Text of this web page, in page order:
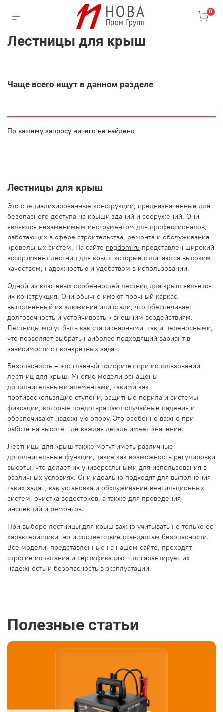
0
Лестницы для крыш
Чаще всего ищут в данном разделе
По вашему запросу ничего не найдено
Лестницы для крыш
Это специализированные конструкции, предназначенные для
безопасного доступа на крыши зданий и сооружений. Они
являются незаменимым инструментом для профессионалов,
работающих в сфере строительства, ремонта и обслуживания
кровельных систем. На сайте npgdom.ru представлен широкий
ассортимент лестниц для крыш, которые отличаются высоким
качеством, надежностью и удобством в использовании.
Одной из ключевых особенностей лестниц для крыш является
их конструкция. Они обычно имеют прочный каркас,
выполненный из алюминия или стали, что обеспечивает
долговечность и устойчивость к внешним воздействиям.
Лестницы могут быть как стационарными, так и переносными,
что позволяет выбрать наиболее подходящий вариант в
зависимости от конкретных задач.
Безопасность – это главный приоритет при использовании
лестниц для крыш. Многие модели оснащены
дополнительными элементами, такими как
противоскользящие ступени, защитные перила и системы
фиксации, которые предотвращают случайные падения и
обеспечивают надежную опору. Это особенно важно при
работе на высоте, где каждая деталь имеет значение.
Лестницы для крыш также могут иметь различные
дополнительные функции, такие как возможность регулировки
высоты, что делает их универсальными для использования в
различных условиях. Они идеально подходят для выполнения
таких задач, как установка и обслуживание вентиляционных
систем, очистка водостоков, а также для проведения
инспекций и ремонтов.
При выборе лестницы для крыш важно учитывать не только ее
характеристики, но и соответствие стандартам безопасности.
Все модели, представленные на нашем сайте, проходят
строгие испытания и сертификацию, что гарантирует их
надежность и безопасность в эксплуатации.
Полезные статьи